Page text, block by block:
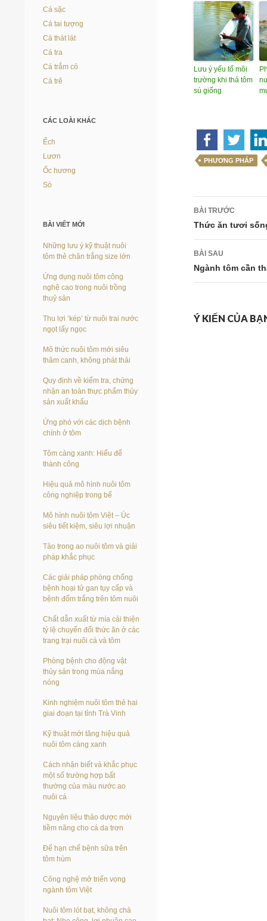
Lưu ý yếu tố môi
trường khi thả tôm
sú giống
PHƯƠNG PHÁP
Điều
hướng
bài
viết
BÀI TRƯỚC
Thức ăn tươi
BÀI SAU
Ngành tôm cần
Ý KIẾN CỦA
Cá sặc
Cá tai tượng
Cá thát lát
Cá tra
Cá trắm cỏ
Cá trê
CÁC LOÀI KHÁC
Ếch
Lươn
Ốc hương
Sò
BÀI VIẾT MỚI
Những lưu ý kỹ thuật nuôi
tôm thẻ chân trắng size lớn
Ứng dụng nuôi tôm công
nghệ cao trong nuôi trồng
thuỷ sản
Thu lợi ‘kép’ từ nuôi trai nước
ngọt lấy ngọc
Mô thức nuôi tôm mới siêu
thâm canh, không phát thải
Quy định về kiểm tra, chứng
nhận an toàn thực phẩm thủy
sản xuất khẩu
Ứng phó với các dịch bệnh
chính ở tôm
Tôm càng xanh: Hiểu để
thành công
Hiệu quả mô hình nuôi tôm
công nghiệp trong bể
Mô hình nuôi tôm Việt – Úc
siêu tiết kiệm, siêu lợi nhuận
Tảo trong ao nuôi tôm và giải
pháp khắc phục
Các giải pháp phòng chống
bệnh hoại tử gan tụy cấp và
bệnh đốm trắng trên tôm nuôi
Chất dẫn xuất từ mía cải thiện
tỷ lệ chuyển đổi thức ăn ở các
trang trại nuôi cá và tôm
Phòng bệnh cho động vật
thủy sản trong mùa nắng
nóng
Kinh nghiệm nuôi tôm thẻ hai
giai đoạn tại tỉnh Trà Vinh
Kỹ thuật mới tăng hiệu quả
nuôi tôm càng xanh
Cách nhận biết và khắc phục
một số trường hợp bất
thường của màu nước ao
nuôi cá
Nguyên liệu thảo dược mới
tiềm năng cho cá da trơn
Để hạn chế bệnh sữa trên
tôm hùm
Công nghệ mở triển vọng
ngành tôm Việt
Nuôi tôm lót bạt, không chà